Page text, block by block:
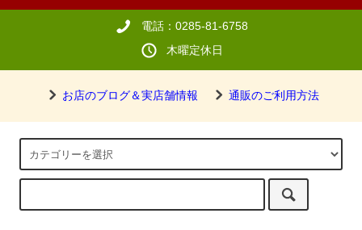
電話：0285-81-6758
木曜定休日
お店のブログ＆実店舗情報 通販のご利用方法